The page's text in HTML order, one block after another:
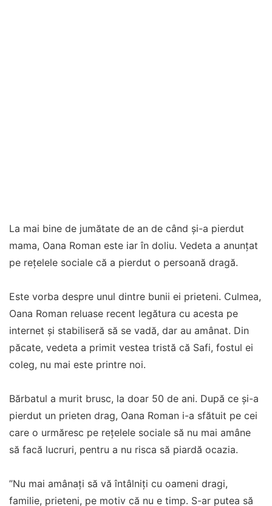
La mai bine de jumătate de an de când și-a pierdut
mama, Oana Roman este iar în doliu. Vedeta a anunțat
pe rețelele sociale că a pierdut o persoană dragă.
Este vorba despre unul dintre bunii ei prieteni. Culmea,
Oana Roman reluase recent legătura cu acesta pe
internet și stabiliseră să se vadă, dar au amânat. Din
păcate, vedeta a primit vestea tristă că Safi, fostul ei
coleg, nu mai este printre noi.
Bărbatul a murit brusc, la doar 50 de ani. După ce și-a
pierdut un prieten drag, Oana Roman i-a sfătuit pe cei
care o urmăresc pe rețelele sociale să nu mai amâne
să facă lucruri, pentru a nu risca să piardă ocazia.
”Nu mai amânați să vă întâlniți cu oameni dragi,
familie, prieteni, pe motiv că nu e timp. S-ar putea să